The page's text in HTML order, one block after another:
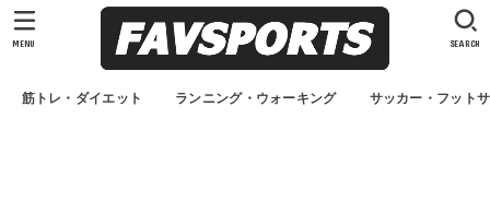
筋トレ・ダイエット ランニング・ウォーキング サッカー・フット
SEARCH
MENU